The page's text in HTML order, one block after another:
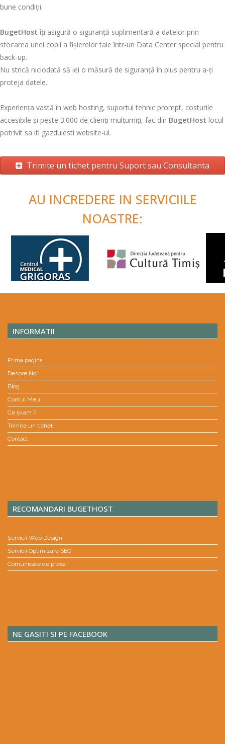
bune condiții.
BugetHostîți asigură o siguranță suplimentară a datelor prin
stocarea unei copii a fișierelor tale într-un Data Center special pentru
back-up.
Nu strică niciodată să iei o măsură de siguranță în plus pentru a-ți
proteja datele.
Experiența vastă în web hosting, suportul tehnic prompt, costurile
accesibile și peste 3.000 de clienți mulțumiți, fac din BugetHost locul
potrivit sa iti gazduiesti website-ul.
Trimite un tichet pentru Suport sau Consultanta
AU INCREDERE IN SERVICIILE
NOASTRE:
INFORMATII
Prima pagina
Despre Noi
Blog
Contul Meu
Ce ip am ?
Trimite un tichet
Contact
RECOMANDARI BUGETHOST
Servicii Web Design
Servicii Optimizare SEO
Comunicate de presa
NE GASITI SI PE FACEBOOK